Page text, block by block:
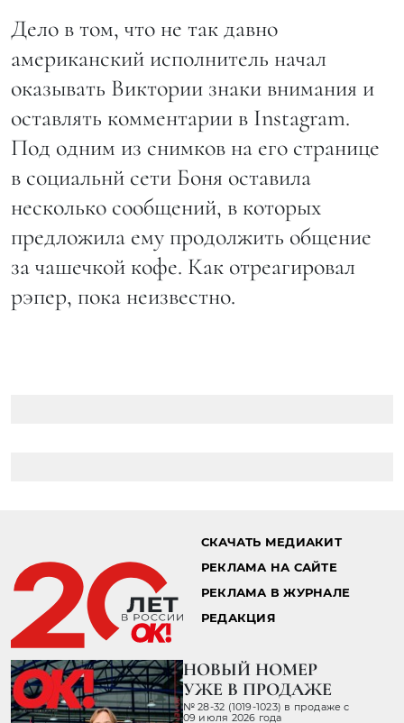
Дело в том, что не так давно
американский исполнитель начал
оказывать Виктории знаки внимания и
оставлять комментарии в Instagram.
Под одним из снимков на его странице
в социальнй сети Боня оставила
несколько сообщений, в которых
предложила ему продолжить общение
за чашечкой кофе. Как отреагировал
рэпер, пока неизвестно.
СКАЧАТЬ МЕДИАКИТ
РЕКЛАМА НА САЙТЕ
РЕКЛАМА В ЖУРНАЛЕ
РЕДАКЦИЯ
НОВЫЙ НОМЕР
УЖЕ В ПРОДАЖЕ
№ 28-32 (1019-1023) в продаже с
09 июля 2026 года